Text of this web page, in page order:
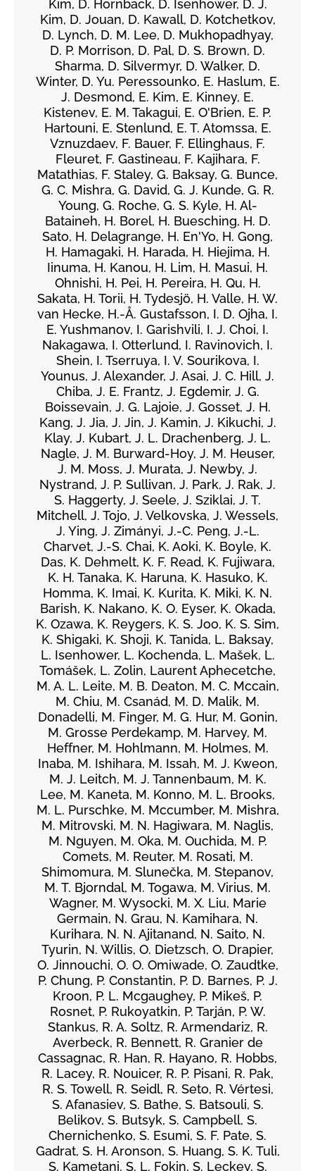
Kim, D. Hornback, D. Isenhower, D. J.
Kim, D. Jouan, D. Kawall, D. Kotchetkov,
D. Lynch, D. M. Lee, D. Mukhopadhyay,
D. P. Morrison, D. Pal, D. S. Brown, D.
Sharma, D. Silvermyr, D. Walker, D.
Winter, D. Yu. Peressounko, E. Haslum, E.
J. Desmond, E. Kim, E. Kinney, E.
Kistenev, E. M. Takagui, E. O'Brien, E. P.
Hartouni, E. Stenlund, E. T. Atomssa, E.
Vznuzdaev, F. Bauer, F. Ellinghaus, F.
Fleuret, F. Gastineau, F. Kajihara, F.
Matathias, F. Staley, G. Baksay, G. Bunce,
G. C. Mishra, G. David, G. J. Kunde, G. R.
Young, G. Roche, G. S. Kyle, H. Al-
Bataineh, H. Borel, H. Buesching, H. D.
Sato, H. Delagrange, H. En'Yo, H. Gong,
H. Hamagaki, H. Harada, H. Hiejima, H.
Iinuma, H. Kanou, H. Lim, H. Masui, H.
Ohnishi, H. Pei, H. Pereira, H. Qu, H.
Sakata, H. Torii, H. Tydesjö, H. Valle, H. W.
van Hecke, H.-Å. Gustafsson, I. D. Ojha, I.
E. Yushmanov, I. Garishvili, I. J. Choi, I.
Nakagawa, I. Otterlund, I. Ravinovich, I.
Shein, I. Tserruya, I. V. Sourikova, I.
Younus, J. Alexander, J. Asai, J. C. Hill, J.
Chiba, J. E. Frantz, J. Egdemir, J. G.
Boissevain, J. G. Lajoie, J. Gosset, J. H.
Kang, J. Jia, J. Jin, J. Kamin, J. Kikuchi, J.
Klay, J. Kubart, J. L. Drachenberg, J. L.
Nagle, J. M. Burward-Hoy, J. M. Heuser,
J. M. Moss, J. Murata, J. Newby, J.
Nystrand, J. P. Sullivan, J. Park, J. Rak, J.
S. Haggerty, J. Seele, J. Sziklai, J. T.
Mitchell, J. Tojo, J. Velkovska, J. Wessels,
J. Ying, J. Zimányi, J.-C. Peng, J.-L.
Charvet, J.-S. Chai, K. Aoki, K. Boyle, K.
Das, K. Dehmelt, K. F. Read, K. Fujiwara,
K. H. Tanaka, K. Haruna, K. Hasuko, K.
Homma, K. Imai, K. Kurita, K. Miki, K. N.
Barish, K. Nakano, K. O. Eyser, K. Okada,
K. Ozawa, K. Reygers, K. S. Joo, K. S. Sim,
K. Shigaki, K. Shoji, K. Tanida, L. Baksay,
L. Isenhower, L. Kochenda, L. Mašek, L.
Tomášek, L. Zolin, Laurent Aphecetche,
M. A. L. Leite, M. B. Deaton, M. C. Mccain,
M. Chiu, M. Csanád, M. D. Malik, M.
Donadelli, M. Finger, M. G. Hur, M. Gonin,
M. Grosse Perdekamp, M. Harvey, M.
Heffner, M. Hohlmann, M. Holmes, M.
Inaba, M. Ishihara, M. Issah, M. J. Kweon,
M. J. Leitch, M. J. Tannenbaum, M. K.
Lee, M. Kaneta, M. Konno, M. L. Brooks,
M. L. Purschke, M. Mccumber, M. Mishra,
M. Mitrovski, M. N. Hagiwara, M. Naglis,
M. Nguyen, M. Oka, M. Ouchida, M. P.
Comets, M. Reuter, M. Rosati, M.
Shimomura, M. Slunečka, M. Stepanov,
M. T. Bjorndal, M. Togawa, M. Virius, M.
Wagner, M. Wysocki, M. X. Liu, Marie
Germain, N. Grau, N. Kamihara, N.
Kurihara, N. N. Ajitanand, N. Saito, N.
Tyurin, N. Willis, O. Dietzsch, O. Drapier,
O. Jinnouchi, O. O. Omiwade, O. Zaudtke,
P. Chung, P. Constantin, P. D. Barnes, P. J.
Kroon, P. L. Mcgaughey, P. Mikeš, P.
Rosnet, P. Rukoyatkin, P. Tarján, P. W.
Stankus, R. A. Soltz, R. Armendariz, R.
Averbeck, R. Bennett, R. Granier de
Cassagnac, R. Han, R. Hayano, R. Hobbs,
R. Lacey, R. Nouicer, R. P. Pisani, R. Pak,
R. S. Towell, R. Seidl, R. Seto, R. Vértesi,
S. Afanasiev, S. Bathe, S. Batsouli, S.
Belikov, S. Butsyk, S. Campbell, S.
Chernichenko, S. Esumi, S. F. Pate, S.
Gadrat, S. H. Aronson, S. Huang, S. K. Tuli,
S. Kametani, S. L. Fokin, S. Leckey, S.